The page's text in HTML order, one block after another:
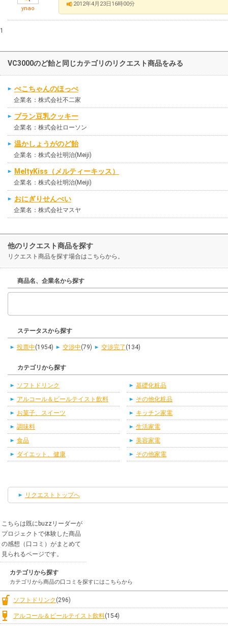
ynao
2012年4月23日16時00分
1
VC3000のど飴と同じカテゴリのリクエスト商品をみる
ぺこちゃんのほっぺ
企業名：株式会社不二家
ブラン豆乳クッキー
企業名：株式会社ローソン
温かしょうがのど飴
企業名：株式会社明治(Meiji)
MeltyKiss（メルティーキッス）
企業名：株式会社明治(Meiji)
おにぎりせんべい
企業名：株式会社マスヤ
他のリクエスト商品を探す
リクエスト商品を探す場合はこちらから。
商品名、企業名から探す
ステータスから探す
投票中(1954) 交渉中(79) 交渉完了 (134)
カテゴリから探す
ソフトドリンク
アルコール＆ビールテイスト飲料
お菓子、スイーツ
調味料
食品
ダイエット、健康
基礎化粧品
その他化粧品
キッチン家電
生活家電
美容家電
その他家電
リクエストトップへ
こちらは既にbuzzリーダーが
プロジェクトで体験した商品
の感想（口コミ）がまとめて
見られるページです。
カテゴリから探す
カテゴリから商品の口コミを探すにはこちらから
ソフトドリンク (296)
アルコール＆ビールテイスト飲料(154)